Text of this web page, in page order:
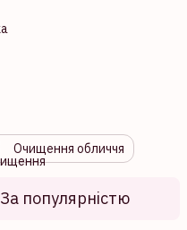
Очищення обличчя
За популярністю